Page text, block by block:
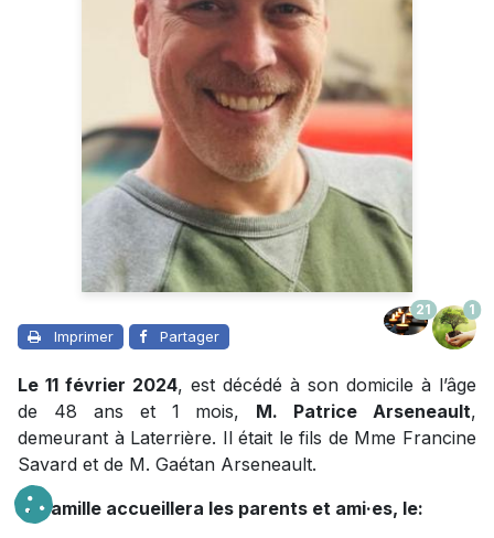
Imprimer Partager
21 1
Le 11 février 2024, est décédé à son domicile à l’âge
de 48 ans et 1 mois, M. Patrice Arseneault,
demeurant à Laterrière. Il était le fils de Mme Francine
Savard et de M. Gaétan Arseneault.
La famille accueillera les parents et ami·es, le: